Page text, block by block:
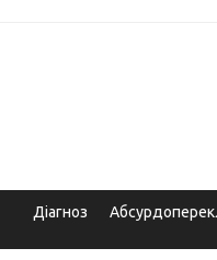
Діагноз